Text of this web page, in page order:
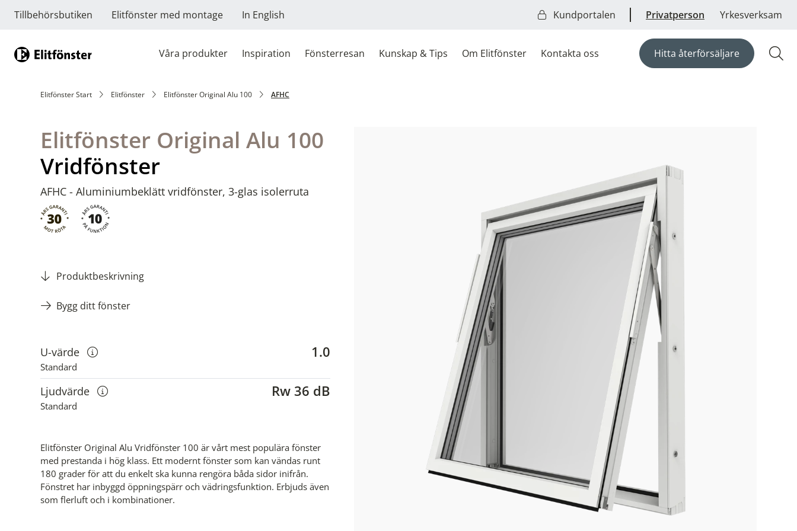
Tillbehörsbutiken Elitfönster med montage In English Kundportalen Privatperson Yrkesverksam
Hem Våra produkter Inspiration Fönsterresan Kunskap & Tips Om Elitfönster Kontakta oss Hitta återförsäljare
Elitfönster Start Elitfönster Elitfönster Original Alu 100 AFHC
Elitfönster Original Alu 100
Vridfönster
AFHC - Aluminiumbeklätt vridfönster, 3-glas isolerruta
Produktbeskrivning
Bygg ditt fönster
U-värde
Visa information om u-värden
Standard
1.0
Ljudvärde
Visa information om ljudvärden
Standard
Rw 36 dB
Elitfönster Original Alu Vridfönster 100 är vårt mest populära fönster
med prestanda i hög klass. Ett modernt fönster som kan vändas runt
180 grader för att du enkelt ska kunna rengöra båda sidor inifrån.
Fönstret har inbyggd öppningspärr och vädringsfunktion. Erbjuds även
som flerluft och i kombinationer.